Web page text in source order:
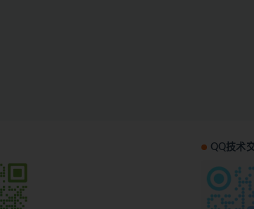
QQ技术